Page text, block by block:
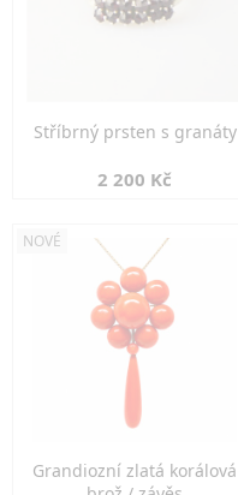
Stříbrný prsten s granáty
2 200 Kč
NOVÉ
Grandiozní zlatá korálová